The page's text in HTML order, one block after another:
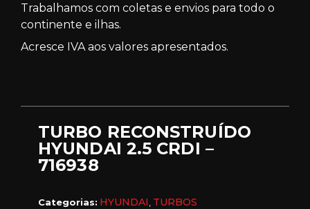
Trabalhamos com coletas e envios para todo o
continente e ilhas.
Acresce IVA aos valores apresentados.
TURBO RECONSTRUÍDO
HYUNDAI 2.5 CRDI –
716938
Categorias: HYUNDAI TURBOS